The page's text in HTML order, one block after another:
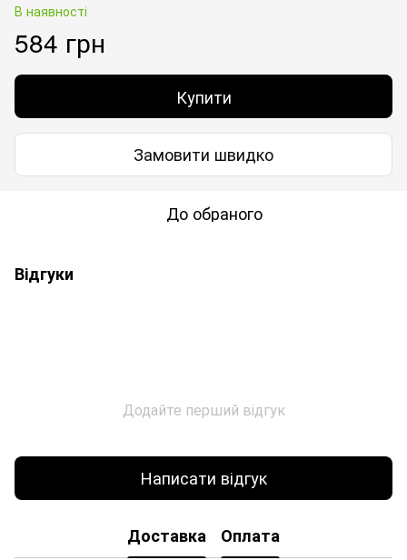
В наявності
584 грн
Купити
Замовити швидко
До обраного
Відгуки
Додайте перший відгук
Написати відгук
Доставка Оплата